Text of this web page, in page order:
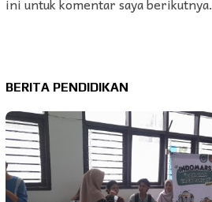
ini untuk komentar saya berikutnya.
BERITA PENDIDIKAN